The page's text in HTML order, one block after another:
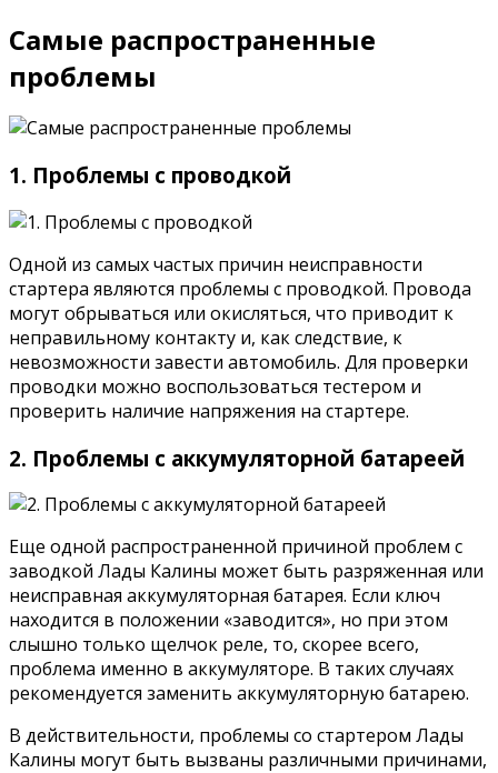
Самые распространенные
проблемы
1. Проблемы с проводкой
Одной из самых частых причин неисправности
стартера являются проблемы с проводкой. Провода
могут обрываться или окисляться, что приводит к
неправильному контакту и, как следствие, к
невозможности завести автомобиль. Для проверки
проводки можно воспользоваться тестером и
проверить наличие напряжения на стартере.
2. Проблемы с аккумуляторной батареей
Еще одной распространенной причиной проблем с
заводкой Лады Калины может быть разряженная или
неисправная аккумуляторная батарея. Если ключ
находится в положении «заводится», но при этом
слышно только щелчок реле, то, скорее всего,
проблема именно в аккумуляторе. В таких случаях
рекомендуется заменить аккумуляторную батарею.
В действительности, проблемы со стартером Лады
Калины могут быть вызваны различными причинами,